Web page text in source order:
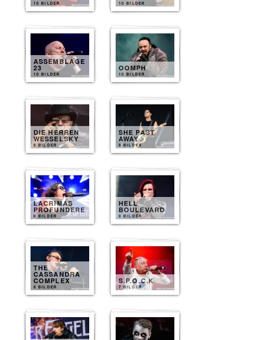
10 BILDER 10 BILDER
ASSEMBLAGE
23
10 BILDER
OOMPH
10 BILDER
DIE HERREN
WESSELSKY
9 BILDER
SHE PAST
AWAY
8 BILDER
LACRIMAS
PROFUNDERE
8 BILDER
HELL
BOULEVARD
8 BILDER
THE
CASSANDRA
COMPLEX
8 BILDER
S.P.O.C.K
7 BILDER